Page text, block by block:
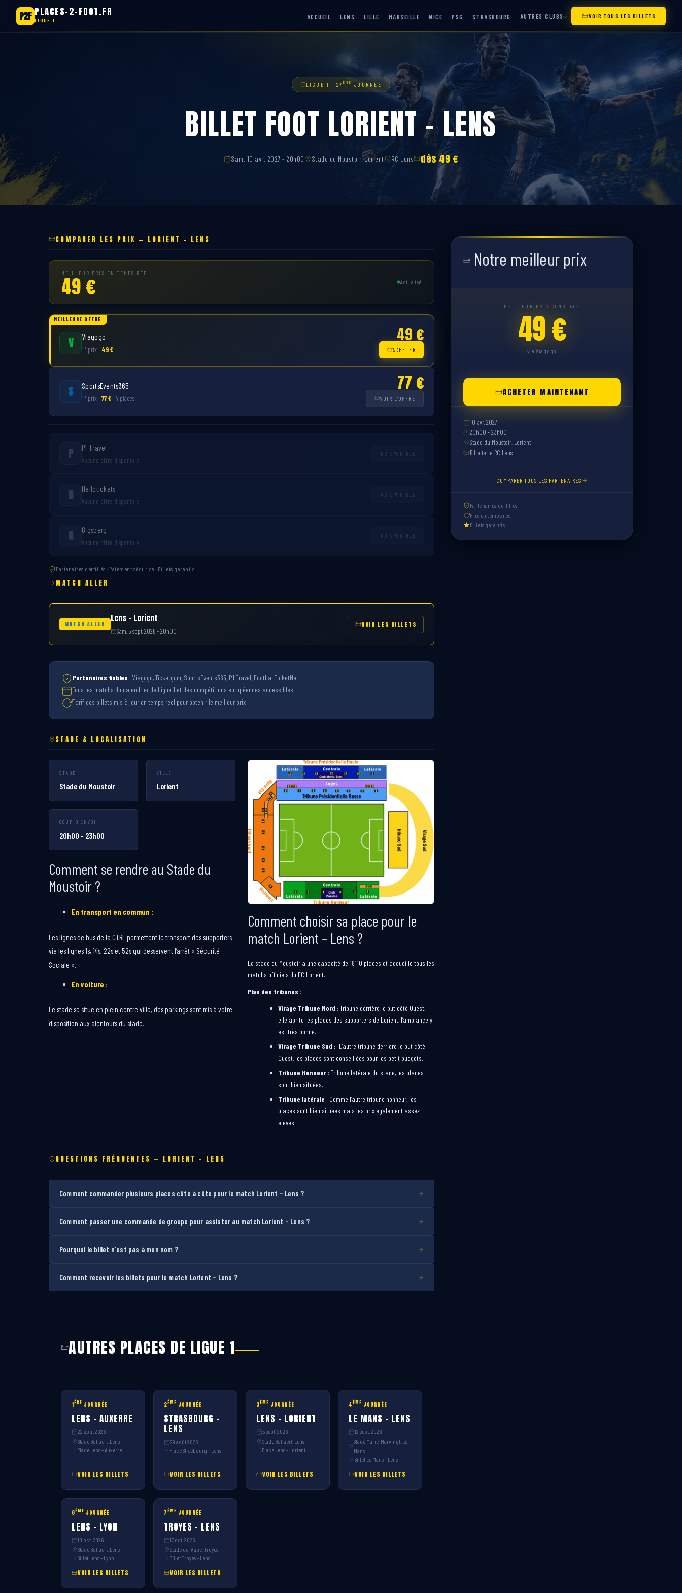
P2F PLACES-2-FOOT.FR
LIGUE 1 ACCUEIL LENS LILLE MARSEILLE NICE PSG STRASBOURG AUTRES CLUBS VOIR TOUS LES BILLETS
LIGUE 1 · 27 ÈME JOURNÉE
BILLET FOOT LORIENT – LENS
Sam. 10 avr. 2027 - 20h00 Stade du Moustoir, Lorient RC Lens dès 49 €
COMPARER LES PRIX — LORIENT – LENS
MEILLEUR PRIX EN TEMPS RÉEL
49 € Actualisé
MEILLEURE OFFRE
V Viagogo
1er prix : 49 €
49 €
ACHETER
S SportsEvents365
1er prix : 77 €· 4 places
77 €
VOIR L'OFFRE
P P1 Travel
Aucune offre disponible
INDISPONIBLE
H Hellotickets
Aucune offre disponible
INDISPONIBLE
G Gigsberg
Aucune offre disponible
INDISPONIBLE
Partenaires certifiés · Paiement sécurisé · Billets garantis
MATCH ALLER
MATCH ALLER
Lens – Lorient
Sam. 5 sept. 2026 - 20h00
VOIR LES BILLETS
Partenaires fiables : Viagogo, Ticketgum, SportsEvents365, P1 Travel, FootballTicketNet.
Tous les matchs du calendrier de Ligue 1 et des compétitions européennes accessibles.
Tarif des billets mis à jour en temps réel pour obtenir le meilleur prix !
STADE & LOCALISATION
STADE
Stade du Moustoir
VILLE
Lorient
COUP D'ENVOI
20h00 - 23h00
Comment se rendre au Stade du
Moustoir ?
En transport en commun :
Les lignes de bus de la CTRL permettent le transport des supporters
via les lignes 1s, 14s, 22s et 52s qui desservent l’arrêt « Sécurité
Sociale ».
En voiture :
Le stade se situe en plein centre ville, des parkings sont mis à votre
disposition aux alentours du stade.
Comment choisir sa place pour le
match Lorient – Lens ?
Le stade du Moustoir a une capacité de 18110 places et accueille tous les
matchs officiels du FC Lorient.
Plan des tribunes :
Virage Tribune Nord : Tribune derrière le but côté Ouest,
elle abrite les places des supporters de Lorient, l’ambiance y
est très bonne.
Virage Tribune Sud : L’autre tribune derrière le but côté
Ouest, les places sont conseillées pour les petit budgets.
Tribune Honneur : Tribune latérale du stade, les places
sont bien situées.
Tribune latérale : Comme l’autre tribune honneur, les
places sont bien situées mais les prix également assez
élevés.
QUESTIONS FRÉQUENTES — LORIENT – LENS
Comment commander plusieurs places côte à côte pour le match Lorient – Lens ?
Comment passer une commande de groupe pour assister au match Lorient – Lens ?
Pourquoi le billet n'est pas à mon nom ?
Comment recevoir les billets pour le match Lorient – Lens ?
AUTRES PLACES DE LIGUE 1
1ÈRE JOURNÉE
LENS – AUXERRE
22 août 2026
Stade Bollaert, Lens
Place Lens – Auxerre
VOIR LES BILLETS
2ÈME JOURNÉE
STRASBOURG –
LENS
29 août 2026
Place Strasbourg – Lens
VOIR LES BILLETS
3ÈME JOURNÉE
LENS – LORIENT
5 sept. 2026
Stade Bollaert, Lens
Place Lens – Lorient
VOIR LES BILLETS
4ÈME JOURNÉE
LE MANS – LENS
12 sept. 2026
Stade Marie-Marvingt, Le
Mans
Billet Le Mans – Lens
VOIR LES BILLETS
6ÈME JOURNÉE
LENS – LYON
10 oct. 2026
Stade Bollaert, Lens
Billet Lens – Lyon
VOIR LES BILLETS
7ÈME JOURNÉE
TROYES – LENS
17 oct. 2026
Stade de l’Aube, Troyes
Billet Troyes – Lens
VOIR LES BILLETS
Notre meilleur prix
MEILLEUR PRIX CONSTATÉ
49 €
via Viagogo
ACHETER MAINTENANT
10 avr. 2027
20h00 - 23h00
Stade du Moustoir, Lorient
Billetterie RC Lens
COMPARER TOUS LES PARTENAIRES
Partenaires certifiés
Prix en temps réel
Billets garantis